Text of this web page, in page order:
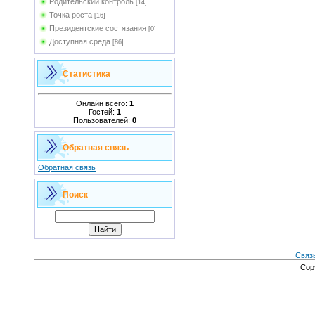
[14]
Точка роста [16]
Президентские состязания [0]
Доступная среда [86]
Статистика
Онлайн всего: 1
Гостей: 1
Пользователей: 0
Обратная связь
Обратная связь
Поиск